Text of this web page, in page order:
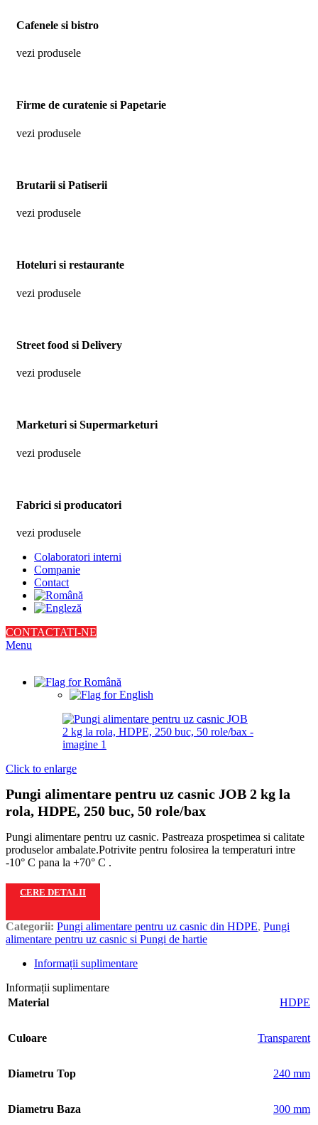
Cafenele si bistro
vezi produsele
Firme de curatenie si Papetarie
vezi produsele
Brutarii si Patiserii
vezi produsele
Hoteluri si restaurante
vezi produsele
Street food si Delivery
vezi produsele
Marketuri si Supermarketuri
vezi produsele
Fabrici si producatori
vezi produsele
Colaboratori interni
Companie
Contact
CONTACTATI-NE
Menu
Click to enlarge
Pungi alimentare pentru uz casnic JOB 2 kg la
rola, HDPE, 250 buc, 50 role/bax
Pungi alimentare pentru uz casnic. Pastreaza prospetimea si calitate
produselor ambalate.Potrivite pentru folosirea la temperaturi intre
-10° C pana la +70° C .
CERE DETALII
Categorii: Pungi alimentare pentru uz casnic din HDPE, Pungi
alimentare pentru uz casnic si Pungi de hartie
Informații suplimentare
Informații suplimentare
Material
HDPE
Culoare Transparent
Diametru Top 240 mm
Diametru Baza 300 mm